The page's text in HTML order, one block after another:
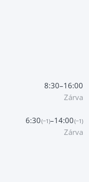
8:30–16:00
Zárva
6:30(−1)–14:00(−1)
Zárva